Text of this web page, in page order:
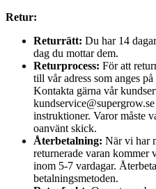
Retur:
Returrätt: Du har 14
dag du mottar dem.
Returprocess: För att
till vår adress som anges
Kontakta gärna vår
instruktioner. Varor måste
oanvänt skick.
Återbetalning: När vi har
returnerade varan kommer
inom 5-7 vardagar.
betalningsmetoden.